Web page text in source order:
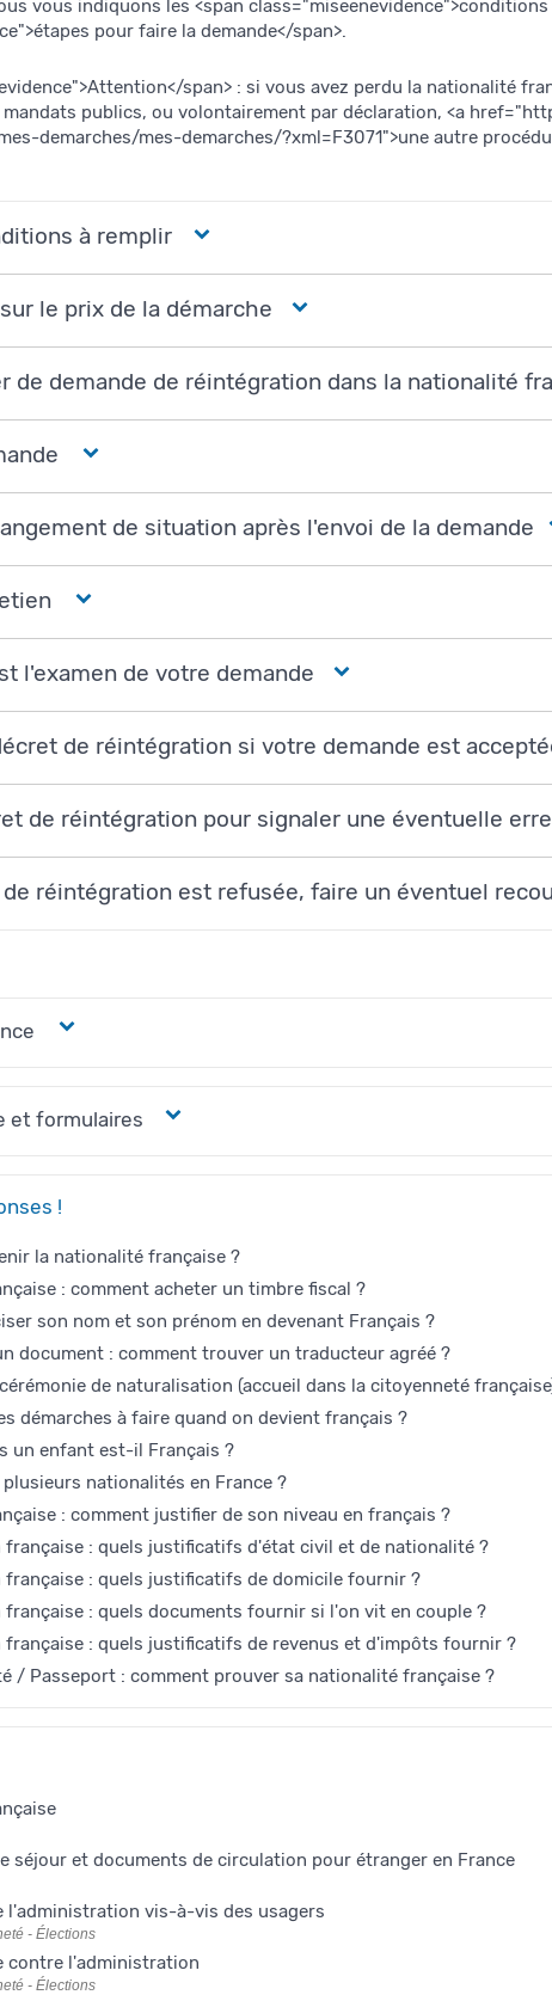
vous indiquons les <span
pour faire la demande</span>.
span> : si vous avez perdu la nationalité
mandats publics, ou volontairement par déclaration, <a
demarches/mes-demarches/?xml=F3071">une autre
à remplir
le prix de la démarche
de demande de réintégration dans la nationalité
de situation après l'envoi de la demande
l'examen de votre demande
de réintégration si votre demande est
de réintégration pour signaler une éventuelle
de réintégration est refusée, faire un éventuel
et formulaires
!
la nationalité française ?
: comment acheter un timbre fiscal ?
son nom et son prénom en devenant Français ?
document : comment trouver un traducteur agréé ?
de naturalisation (accueil dans la citoyenneté
démarches à faire quand on devient français ?
un enfant est-il Français ?
nationalités en France ?
: comment justifier de son niveau en français ?
française : quels justificatifs d'état civil et de nationalité ?
française : quels justificatifs de domicile fournir ?
française : quels documents fournir si l'on vit en couple ?
française : quels justificatifs de revenus et d'impôts fournir ?
/ Passeport : comment prouver sa nationalité française ?
séjour et documents de circulation pour étranger en France
l'administration vis-à-vis des usagers
- Élections
contre l'administration
- Élections